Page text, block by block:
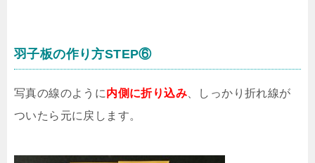
羽子板の作り方STEP⑥
写真の線のように内側に折り込み 、しっかり折れ線が
ついたら元に戻します。